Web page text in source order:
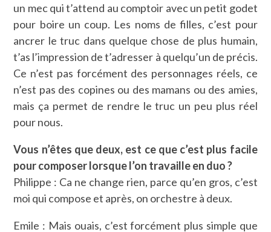
un mec qui t’attend au comptoir avec un petit godet
pour boire un coup. Les noms de filles, c’est pour
ancrer le truc dans quelque chose de plus humain,
t’as l’impression de t’adresser à quelqu’un de précis.
Ce n’est pas forcément des personnages réels, ce
n’est pas des copines ou des mamans ou des amies,
mais ça permet de rendre le truc un peu plus réel
pour nous.
Vous n’êtes que deux, est ce que c’est plus facile
pour composer lorsque l’on travaille en duo ?
Philippe : Ca ne change rien, parce qu’en gros, c’est
moi qui compose et après, on orchestre à deux.
Emile : Mais ouais, c’est forcément plus simple que